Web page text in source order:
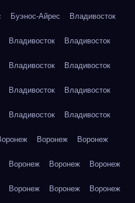
Буэнос-Айрес Владивосток
Владивосток Владивосток
Владивосток Владивосток
Владивосток Владивосток
Владивосток Владивосток
Воронеж Воронеж
Воронеж Воронеж Воронеж
Воронеж Воронеж Воронеж